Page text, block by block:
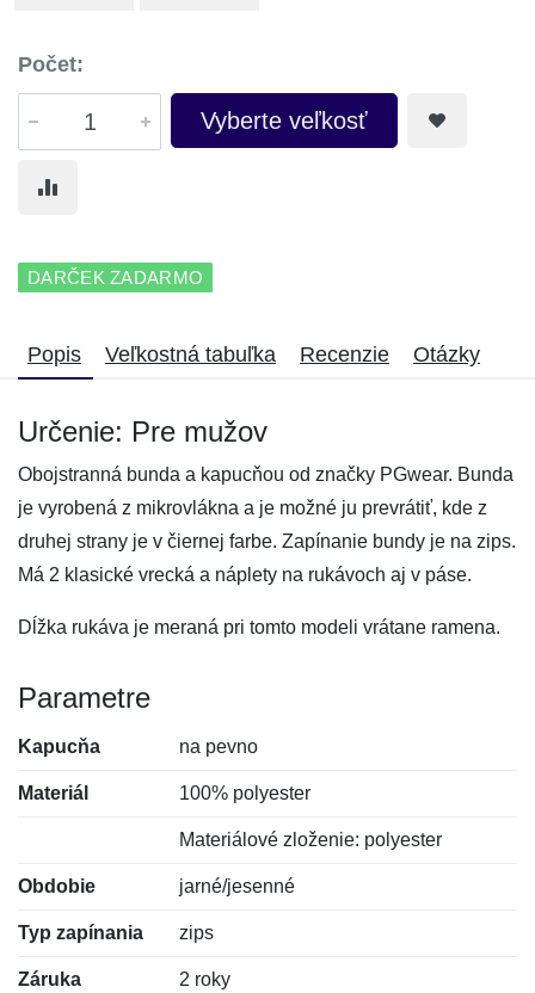
Počet:
Vyberte veľkosť
DARČEK ZADARMO
Popis Veľkostná tabuľka Recenzie Otázky
Určenie: Pre mužov
Obojstranná bunda a kapucňou od značky PGwear. Bunda
je vyrobená z mikrovlákna a je možné ju prevrátiť, kde z
druhej strany je v čiernej farbe. Zapínanie bundy je na zips.
Má 2 klasické vrecká a náplety na rukávoch aj v páse.
Dĺžka rukáva je meraná pri tomto modeli vrátane ramena.
Parametre
Kapucňa na pevno
Materiál 100% polyester
Materiálové zloženie: polyester
Obdobie jarné/jesenné
Typ zapínania zips
Záruka 2 roky